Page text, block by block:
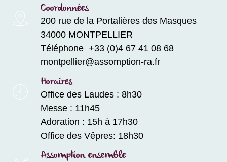
Coordonnées
200 rue de la Portalières des Masques
34000 MONTPELLIER
Téléphone +33 (0)4 67 41 08 68
montpellier@assomption-ra.fr
Horaires
Office des Laudes : 8h30
Messe : 11h45
Adoration : 15h à 17h30
Office des Vêpres: 18h30
Assomption ensemble